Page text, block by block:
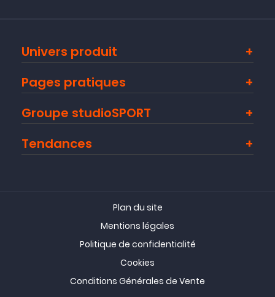
Univers produit
Pages pratiques
Groupe studioSPORT
Tendances
Plan du site
Mentions légales
Politique de confidentialité
Cookies
Conditions Générales de Vente